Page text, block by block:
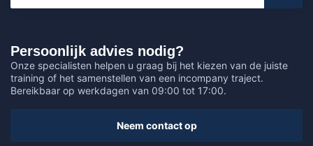
Persoonlijk advies nodig?
Onze specialisten helpen u graag bij het kiezen van de juiste
training of het samenstellen van een incompany traject.
Bereikbaar op werkdagen van 09:00 tot 17:00.
Neem contact op